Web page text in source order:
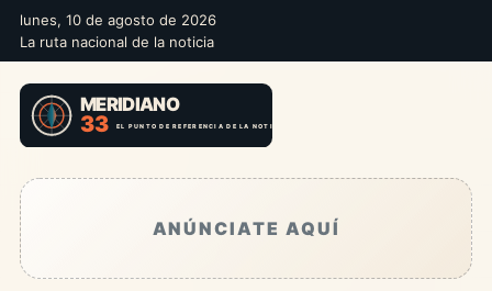
lunes, 10 de agosto de 2026
La ruta nacional de la noticia
ANÚNCIATE AQUÍ